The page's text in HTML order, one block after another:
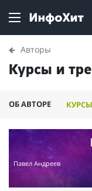
Авторы
Курсы и
ОБ АВТОРЕ КУРСЫ
Павел Андреев